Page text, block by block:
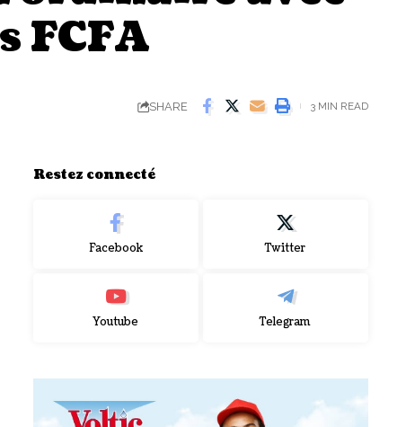
FCFA
SHARE 3 MIN READ
Restez connecté
Facebook Twitter
Youtube Telegram